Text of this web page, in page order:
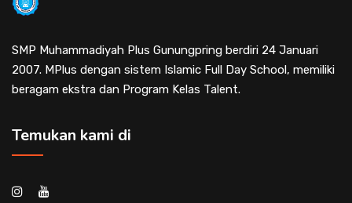
SMP Muhammadiyah Plus Gunungpring berdiri 24 Januari
2007. MPlus dengan sistem Islamic Full Day School, memiliki
beragam ekstra dan Program Kelas Talent.
Temukan kami di